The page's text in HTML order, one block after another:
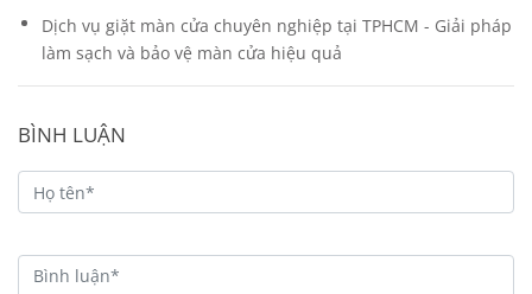
Dịch vụ giặt màn cửa chuyên nghiệp tại TPHCM - Giải pháp
làm sạch và bảo vệ màn cửa hiệu quả
BÌNH LUẬN